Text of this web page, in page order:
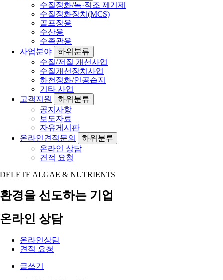
수질정화/녹·적조 제거제
수질정화장치(MCS)
골프장용
수산용
수족관용
사업분야
하위분류
수질/저질 개선사업
수질개선장치사업
하천정화/인공습지
기타 사업
고객지원
하위분류
공지사항
보도자료
자유게시판
온라인견적문의
하위분류
온라인 상담
견적 요청
DELETE ALGAE & NUTRIENTS
환경을 선도하는 기업
온라인 상담
온라인상담
견적 요청
글쓰기